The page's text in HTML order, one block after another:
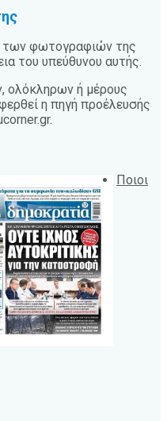
των φωτογραφιών της
του υπεύθυνου αυτής.
ολόκληρων ή μέρους
η πηγή προέλευσής
Ποιοι